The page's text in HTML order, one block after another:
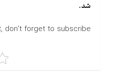
شد.
don't forget to subscribe!